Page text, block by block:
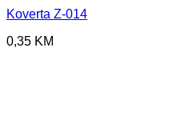
Koverta Z-014
0,35 KM